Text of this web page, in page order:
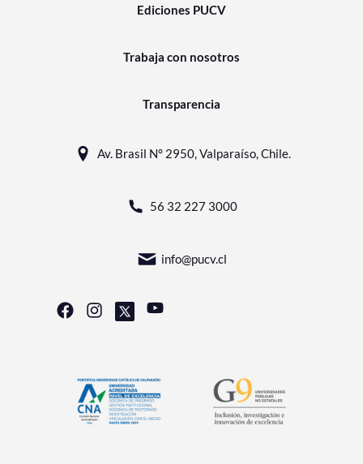
Ediciones PUCV
Trabaja con nosotros
Transparencia
Av. Brasil N° 2950, Valparaíso, Chile.
56 32 227 3000
info@pucv.cl